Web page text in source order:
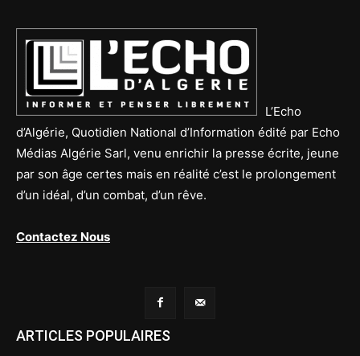
L’Echo
d’Algérie, Quotidien National d’Information édité par Echo
Médias Algérie Sarl, venu enrichir la presse écrite, jeune
par son âge certes mais en réalité c’est le prolongement
d’un idéal, d’un combat, d’un rêve.
Contactez Nous
ARTICLES POPULAIRES